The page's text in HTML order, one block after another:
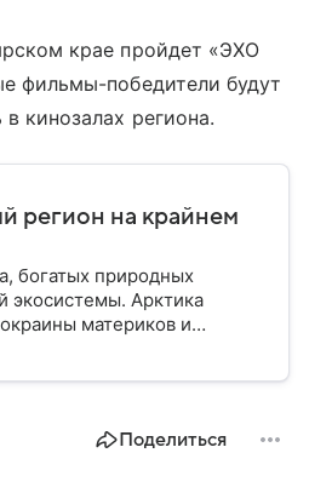
крае пройдет «ЭХО
фильмы-победители будут
кинозалах региона.
регион на крайнем
богатых природных
экосистемы. Арктика
материков и
океана. В
Поделиться